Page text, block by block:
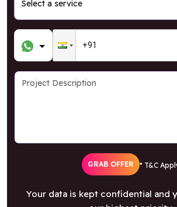
GRAB OFFER * T&C
Your data is kept confidential and